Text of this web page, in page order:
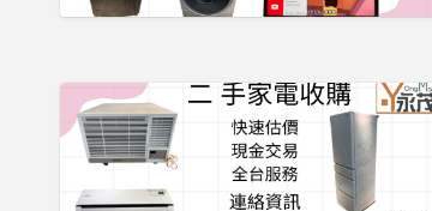
五
家
0967060888
業
購